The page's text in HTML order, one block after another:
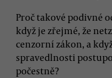
Proč takové podivné
když je zřejmé, že
cenzorní zákon, a
spravedlnosti
počestně?